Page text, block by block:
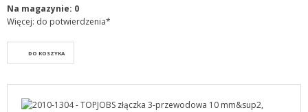
Na magazynie: 0
Więcej: do potwierdzenia*
DO KOSZYKA